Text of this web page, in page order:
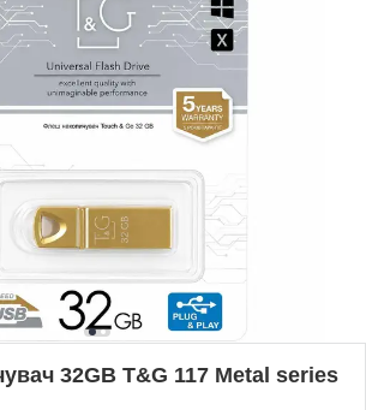
32GB T&G 117 Metal series